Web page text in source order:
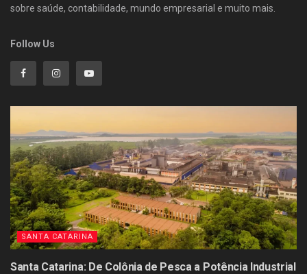
sobre saúde, contabilidade, mundo empresarial e muito mais.
Follow Us
SANTA CATARINA
Santa Catarina: De Colônia de Pesca a Potência Industrial